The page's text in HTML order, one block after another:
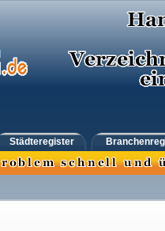
Städteregister